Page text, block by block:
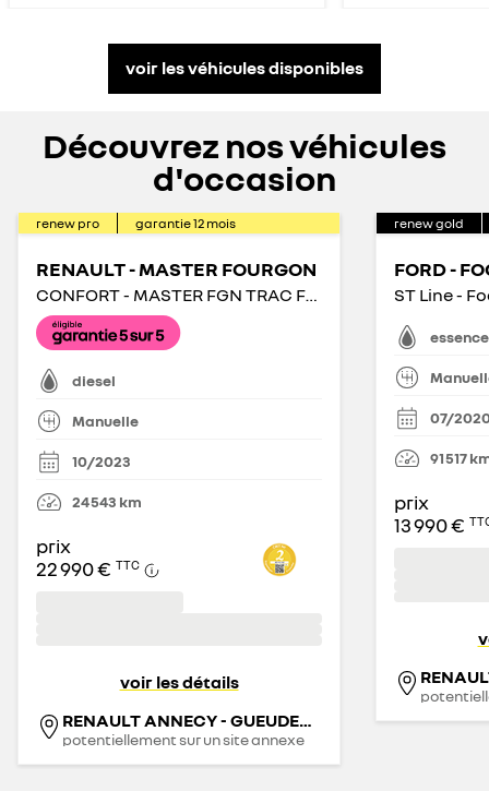
voir les véhicules disponibles
Découvrez nos véhicules
d'occasion
renew pro garantie12 mois
RENAULT - MASTER FOURGON
CONFORT - MASTER FGN TRAC F3500 L2H2 BLUE DCI 135
diesel
Manuelle
10/2023
24 543 km
prix
22 990 € TTC
voir les détails
RENAULT ANNECY - GUEUDET 1880
potentiellement sur un site annexe
renew gold
FORD -
essence
07/
91 517
prix
13 990 €